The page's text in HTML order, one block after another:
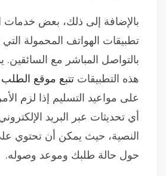
بالإضافة إلى ذلك، بعض خدمات
تطبيقات الهواتف المحمولة
بالتواصل المباشر مع
هذه التطبيقات تتبع موقع الطلب
على مواعيد التسليم إذا لزم
أي تحديثات عبر البريد
النصية، حيث يمكن أن تحتوي
حول حالة طلبك وموعد وصوله.